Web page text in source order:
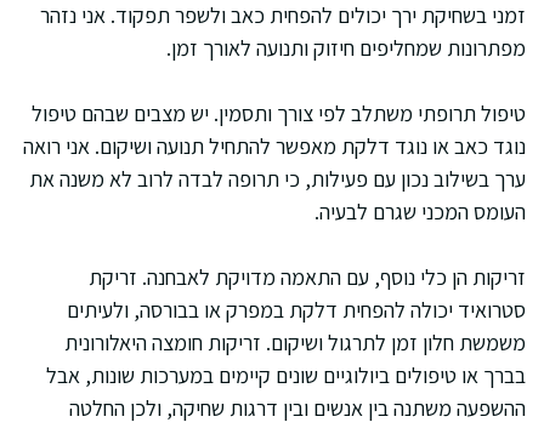
זמני בשחיקת ירך יכולים להפחית כאב ולשפר תפקוד. אני נזהר
מפתרונות שמחליפים חיזוק ותנועה לאורך זמן.
טיפול תרופתי משתלב לפי צורך ותסמין. יש מצבים שבהם טיפול
נוגד כאב או נוגד דלקת מאפשר להתחיל תנועה ושיקום. אני רואה
ערך בשילוב נכון עם פעילות, כי תרופה לבדה לרוב לא משנה את
העומס המכני שגרם לבעיה.
זריקות הן כלי נוסף, עם התאמה מדויקת לאבחנה. זריקת
סטרואיד יכולה להפחית דלקת במפרק או בבורסה, ולעיתים
משמשת חלון זמן לתרגול ושיקום. זריקות חומצה היאלורונית
בברך או טיפולים ביולוגיים שונים קיימים במערכות שונות, אבל
ההשפעה משתנה בין אנשים ובין דרגות שחיקה, ולכן החלטה